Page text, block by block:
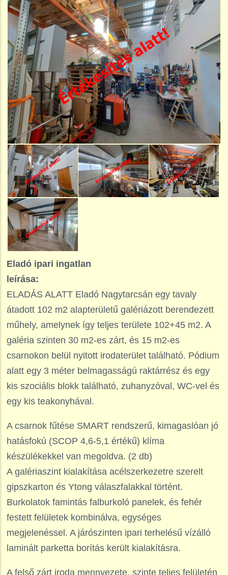
Eladó ipari ingatlan
leírása:
ELADÁS ALATT Eladó Nagytarcsán egy tavaly
átadott 102 m2 alapterületű galériázott berendezett
műhely, amelynek így teljes területe 102+45 m2. A
galéria szinten 30 m2-es zárt, és 15 m2-es
csarnokon belül nyitott irodaterület található. Pódium
alatt egy 3 méter belmagasságú raktárrész és egy
kis szociális blokk található, zuhanyzóval, WC-vel és
egy kis teakonyhával.
A csarnok fűtése SMART rendszerű, kimagaslóan jó
hatásfokú (SCOP 4,6-5,1 értékű) klíma
készülékekkel van megoldva. (2 db)
A galériaszint kialakítása acélszerkezetre szerelt
gipszkarton és Ytong válaszfalakkal történt.
Burkolatok famintás falburkoló panelek, és fehér
festett felületek kombinálva, egységes
megjelenéssel. A járószinten ipari terhelésű vízálló
laminált parketta borítás került kialakításra.
A felső zárt iroda mennyezete, szinte teljes felületén